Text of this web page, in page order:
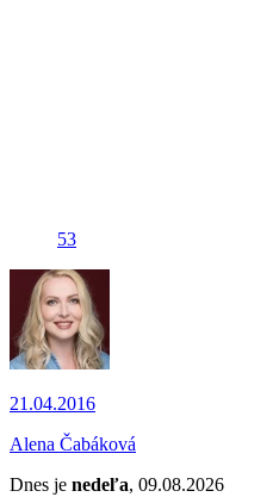
53
21.04.2016
Alena Čabáková
Dnes je nedeľa, 09.08.2026